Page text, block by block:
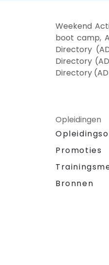
Weekend
boot camp,
Directory
Directory
Directory
Opleidingen
Promoties
Bronnen